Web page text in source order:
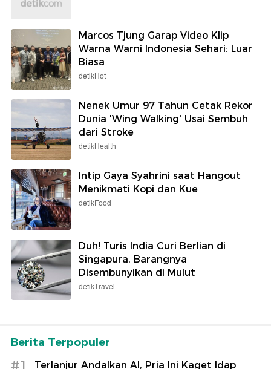
Marcos Tjung Garap Video Klip
Warna Warni Indonesia Sehari: Luar
Biasa
detikHot
Nenek Umur 97 Tahun Cetak Rekor
Dunia 'Wing Walking' Usai Sembuh
dari Stroke
detikHealth
Intip Gaya Syahrini saat Hangout
Menikmati Kopi dan Kue
detikFood
Duh! Turis India Curi Berlian di
Singapura, Barangnya
Disembunyikan di Mulut
detikTravel
Berita Terpopuler
#1
Terlanjur Andalkan AI, Pria Ini Kaget Idap